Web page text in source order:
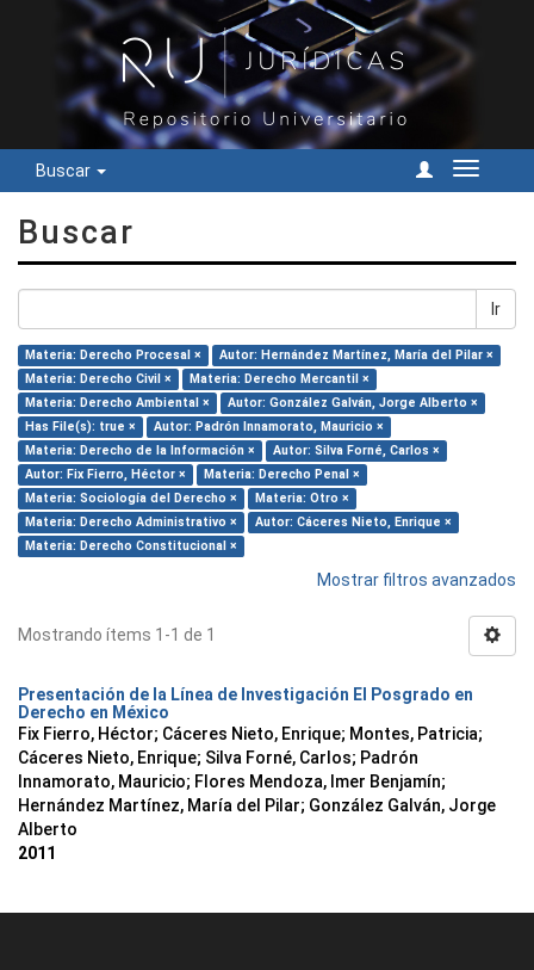
Buscar
Cambiar
Buscar
Ir
Materia: Derecho Procesal ×
Autor: Hernández Martínez, María del Pilar ×
Materia: Derecho Civil ×
Materia: Derecho Mercantil ×
Materia: Derecho Ambiental ×
Autor: González Galván, Jorge Alberto ×
Has File(s): true ×
Autor: Padrón Innamorato, Mauricio ×
Materia: Derecho de la Información ×
Autor: Silva Forné, Carlos ×
Autor: Fix Fierro, Héctor ×
Materia: Derecho Penal ×
Materia: Sociología del Derecho ×
Materia: Otro ×
Materia: Derecho Administrativo ×
Autor: Cáceres Nieto, Enrique ×
Materia: Derecho Constitucional ×
Mostrar filtros avanzados
Mostrando ítems 1-1 de 1
Presentación de la Línea de Investigación El Posgrado en
Derecho en México
Fix Fierro, Héctor; Cáceres Nieto, Enrique; Montes, Patricia;
Cáceres Nieto, Enrique; Silva Forné, Carlos; Padrón
Innamorato, Mauricio; Flores Mendoza, Imer Benjamín;
Hernández Martínez, María del Pilar; González Galván, Jorge
Alberto
2011